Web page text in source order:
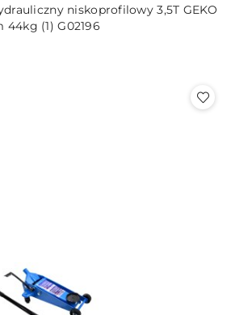
niskoprofilowy 3,5T GEKO
44kg (1) G02196